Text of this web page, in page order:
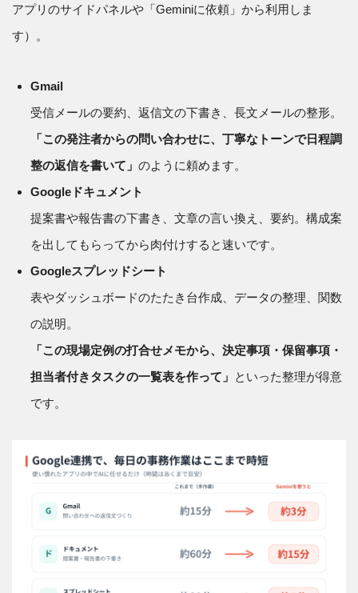
アプリのサイドパネルや「Geminiに依頼」から利用しま
す）。
Gmail
受信メールの要約、返信文の下書き、長文メールの整形。
「この発注者からの問い合わせに、丁寧なトーンで日程調
整の返信を書いて」 のように頼めます。
Googleドキュメント
提案書や報告書の下書き、文章の言い換え、要約。構成案
を出してもらってから肉付けすると速いです。
Googleスプレッドシート
表やダッシュボードのたたき台作成、データの整理、関数
の説明。
「この現場定例の打合せメモから、決定事項・保留事項・
担当者付きタスクの一覧表を作って」 といった整理が得意
です。